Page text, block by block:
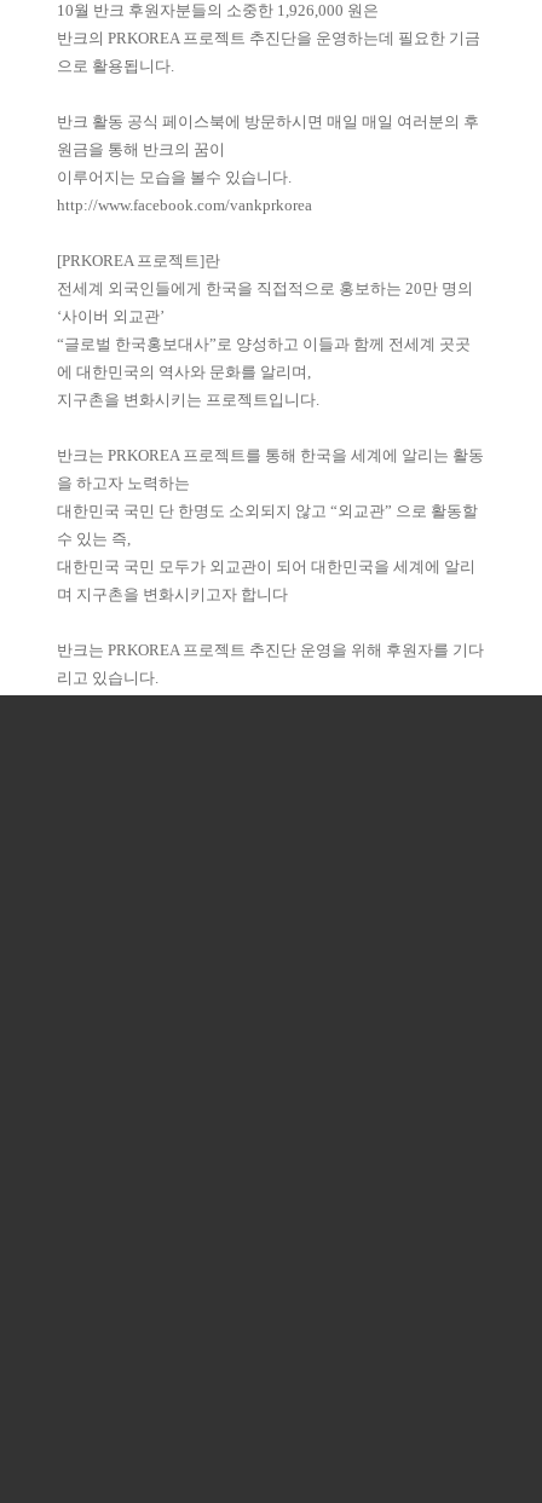
10월 반크 후원자분들의 소중한 1,926,000 원은
반크의 PRKOREA 프로젝트 추진단을 운영하는데 필요한 기금
으로 활용됩니다.
반크 활동 공식 페이스북에 방문하시면 매일 매일 여러분의 후
원금을 통해 반크의 꿈이
이루어지는 모습을 볼수 있습니다.
http://www.facebook.com/vankprkorea
[PRKOREA 프로젝트]란
전세계 외국인들에게 한국을 직접적으로 홍보하는 20만 명의
‘사이버 외교관’
“글로벌 한국홍보대사”로 양성하고 이들과 함께 전세계 곳곳
에 대한민국의 역사와 문화를 알리며,
지구촌을 변화시키는 프로젝트입니다.
반크는 PRKOREA 프로젝트를 통해 한국을 세계에 알리는 활동
을 하고자 노력하는
대한민국 국민 단 한명도 소외되지 않고 “외교관” 으로 활동할
수 있는 즉,
대한민국 국민 모두가 외교관이 되어 대한민국을 세계에 알리
며 지구촌을 변화시키고자 합니다
반크는 PRKOREA 프로젝트 추진단 운영을 위해 후원자를 기다
리고 있습니다.